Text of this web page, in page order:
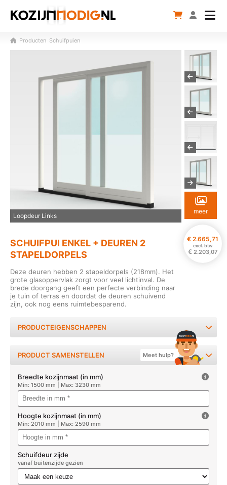
Producten Schuifpuien
Loopdeur Links
meer
SCHUIFPUI ENKEL + DEUREN 2
STAPELDORPELS
€ 2.665,71
excl. btw
€ 2.203,07
Deze deuren hebben 2 stapeldorpels (218mm). Het
grote glasoppervlak zorgt voor veel lichtinval. De
brede doorgang geeft een perfecte verbinding naar
je tuin of terras en doordat de deuren schuivend
zijn, ook nog eens ruimtebesparend.
PRODUCTEIGENSCHAPPEN
PRODUCT SAMENSTELLEN Meet hulp?
Breedte kozijnmaat (in mm)
Min: 1500 mm | Max: 3230 mm
Hoogte kozijnmaat (in mm)
Min: 2010 mm | Max: 2590 mm
Schuifdeur zijde
vanaf buitenzijde gezien